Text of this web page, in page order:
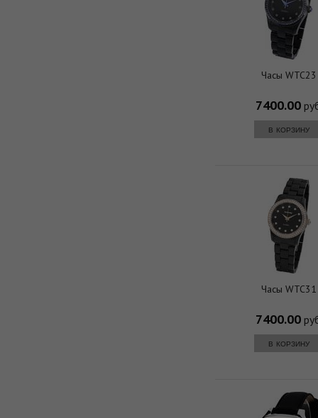
Часы WTC23
7400.00
в корзину
Часы WTC31
7400.00
в корзину